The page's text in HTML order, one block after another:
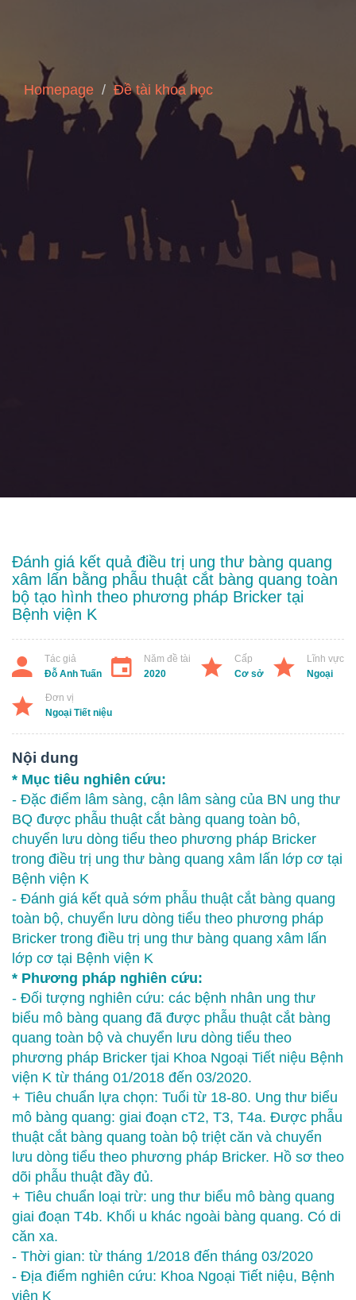
Homepage Đề tài khoa học
Đánh giá kết quả điều trị ung thư bàng quang
xâm lấn bằng phẫu thuật cắt bàng quang toàn
bộ tạo hình theo phương pháp Bricker tại
Bệnh viện K
Tác giả
Đỗ Anh Tuấn
Năm đề tài
2020
Cấp
Cơ sở
Lĩnh vực
Ngoại
Đơn vị
Ngoại Tiết niệu
Nội dung
* Mục tiêu nghiên cứu:
- Đặc điểm lâm sàng, cận lâm sàng của BN ung thư
BQ được phẫu thuật cắt bàng quang toàn bô,
chuyển lưu dòng tiểu theo phương pháp Bricker
trong điều trị ung thư bàng quang xâm lấn lớp cơ tại
Bệnh viện K
- Đánh giá kết quả sớm phẫu thuật cắt bàng quang
toàn bộ, chuyển lưu dòng tiểu theo phương pháp
Bricker trong điều trị ung thư bàng quang xâm lấn
lớp cơ tại Bệnh viện K
* Phương pháp nghiên cứu:
- Đối tượng nghiên cứu: các bệnh nhân ung thư
biểu mô bàng quang đã được phẫu thuật cắt bàng
quang toàn bộ và chuyển lưu dòng tiểu theo
phương pháp Bricker tjai Khoa Ngoại Tiết niệu Bệnh
viện K từ tháng 01/2018 đến 03/2020.
+ Tiêu chuẩn lựa chọn: Tuổi từ 18-80. Ung thư biểu
mô bàng quang: giai đoạn cT2, T3, T4a. Được phẫu
thuật cắt bàng quang toàn bộ triệt căn và chuyển
lưu dòng tiểu theo phương pháp Bricker. Hồ sơ theo
dõi phẫu thuật đầy đủ.
+ Tiêu chuẩn loại trừ: ung thư biểu mô bàng quang
giai đoạn T4b. Khối u khác ngoài bàng quang. Có di
căn xa.
- Thời gian: từ tháng 1/2018 đến tháng 03/2020
- Địa điểm nghiên cứu: Khoa Ngoại Tiết niệu, Bệnh
viện K